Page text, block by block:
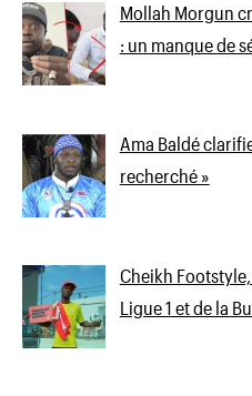
Mollah Morgun
: un manque de
Ama Baldé
recherché »
Cheikh
Ligue 1 et de la